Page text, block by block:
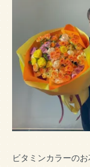
ビタミンカラーの